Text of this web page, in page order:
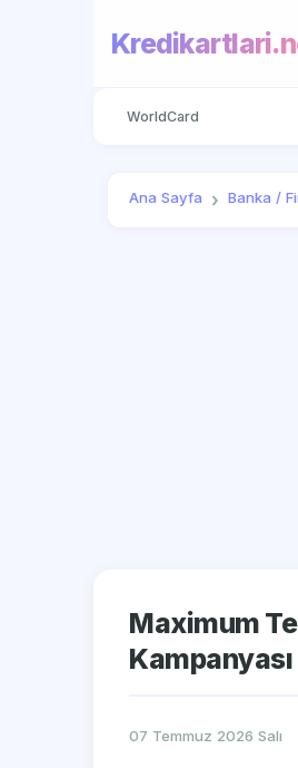
WorldCard
Ana Sayfa Banka /
Maximum
Kampanyası
07 Temmuz 2026 Salı